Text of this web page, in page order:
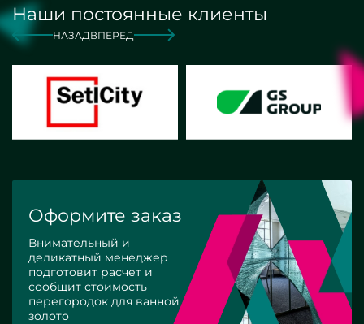
Наши постоянные клиенты
НАЗАД ВПЕРЕД
Оформите заказ
Внимательный и
деликатный менеджер
подготовит расчет и
сообщит стоимость
перегородок для ванной
золото